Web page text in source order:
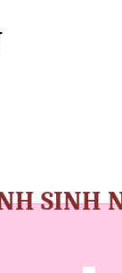
SINH